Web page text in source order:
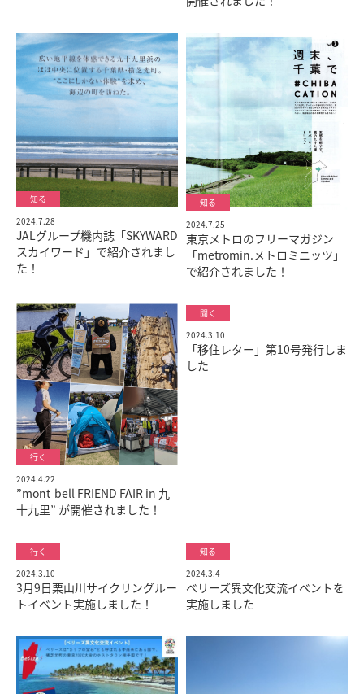
2024.7.28
JALグループ機内誌「SKYWARD
スカイワード」で紹介されまし
た！
2024.7.25
東京メトロのフリーマガジン
「metromin.メトロミニッツ」
で紹介されました！
2024.4.22
”mont-bell FRIEND FAIR in 九
十九里” が開催されました！
2024.3.10
「移住レター」第10号発行しま
した
2024.3.10
3月9日栗山川サイクリングルー
トイベント実施しました！
2024.3.4
ベリーズ異文化交流イベントを
実施しました